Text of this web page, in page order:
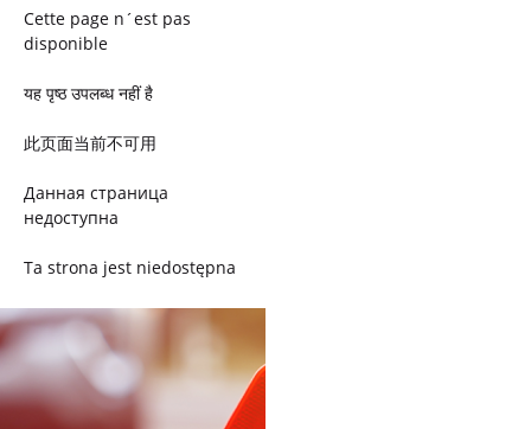
Cette page n´est pas
disponible
यह पृष्ठ उपलब्ध नहीं है
此页面当前不可用
Данная страница
недоступна
Ta strona jest niedostępna
Trang này không có
Esta página não está
disponível